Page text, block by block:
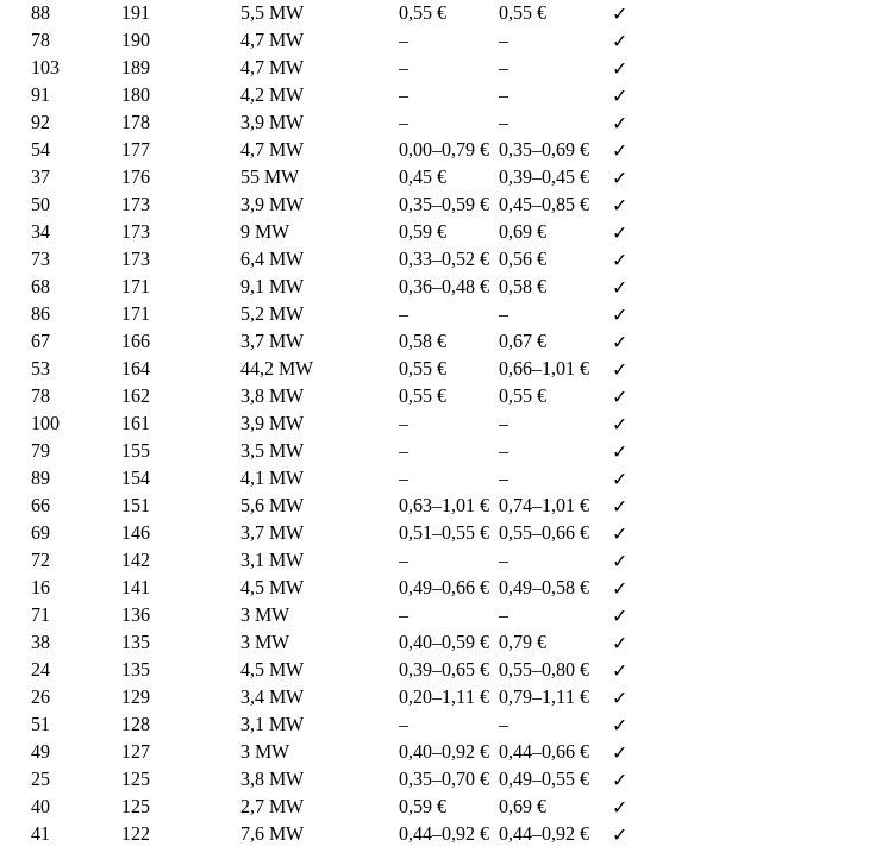
88 191 5,5 MW 0,55 € 0,55 €
✓
78 190 4,7 MW – –
✓
103 189 4,7 MW – –
✓
91 180 4,2 MW – –
✓
92 178 3,9 MW – –
✓
54 177 4,7 MW 0,00–0,79 € 0,35–0,69 €
✓
37 176 55 MW 0,45 € 0,39–0,45 €
✓
50 173 3,9 MW 0,35–0,59 € 0,45–0,85 €
✓
34 173 9 MW 0,59 € 0,69 €
✓
73 173 6,4 MW 0,33–0,52 € 0,56 €
✓
68 171 9,1 MW 0,36–0,48 € 0,58 €
✓
86 171 5,2 MW – –
✓
67 166 3,7 MW 0,58 € 0,67 €
✓
53 164 44,2 MW 0,55 € 0,66–1,01 €
✓
78 162 3,8 MW 0,55 € 0,55 €
✓
100 161 3,9 MW – –
✓
79 155 3,5 MW – –
✓
89 154 4,1 MW – –
✓
66 151 5,6 MW 0,63–1,01 € 0,74–1,01 €
✓
69 146 3,7 MW 0,51–0,55 € 0,55–0,66 €
✓
72 142 3,1 MW – –
✓
16 141 4,5 MW 0,49–0,66 € 0,49–0,58 €
✓
71 136 3 MW – –
✓
38 135 3 MW 0,40–0,59 € 0,79 €
✓
24 135 4,5 MW 0,39–0,65 € 0,55–0,80 €
✓
26 129 3,4 MW 0,20–1,11 € 0,79–1,11 €
✓
51 128 3,1 MW – –
✓
49 127 3 MW 0,40–0,92 € 0,44–0,66 €
✓
25 125 3,8 MW 0,35–0,70 € 0,49–0,55 €
✓
40 125 2,7 MW 0,59 € 0,69 €
✓
41 122 7,6 MW 0,44–0,92 € 0,44–0,92 € ✓